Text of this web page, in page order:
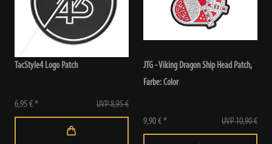
TacStyle4 Logo Patch
UVP 8,95 €
6,95 € *
JTG - Viking Dragon Ship Head Patch,
Farbe: Color
UVP 10,90 €
9,90 € *